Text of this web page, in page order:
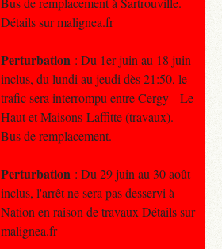
Détails sur malignea.fr
Perturbation : Du 1er juin au 18 juin
inclus, du lundi au jeudi dès 21:50, le
trafic sera interrompu entre Cergy – Le
Haut et Maisons-Laffitte (travaux).
Bus de remplacement.
Perturbation : Du 29 juin au 30 août
inclus, l'arrêt ne sera pas desservi à
Nation en raison de travaux Détails sur
malignea.fr